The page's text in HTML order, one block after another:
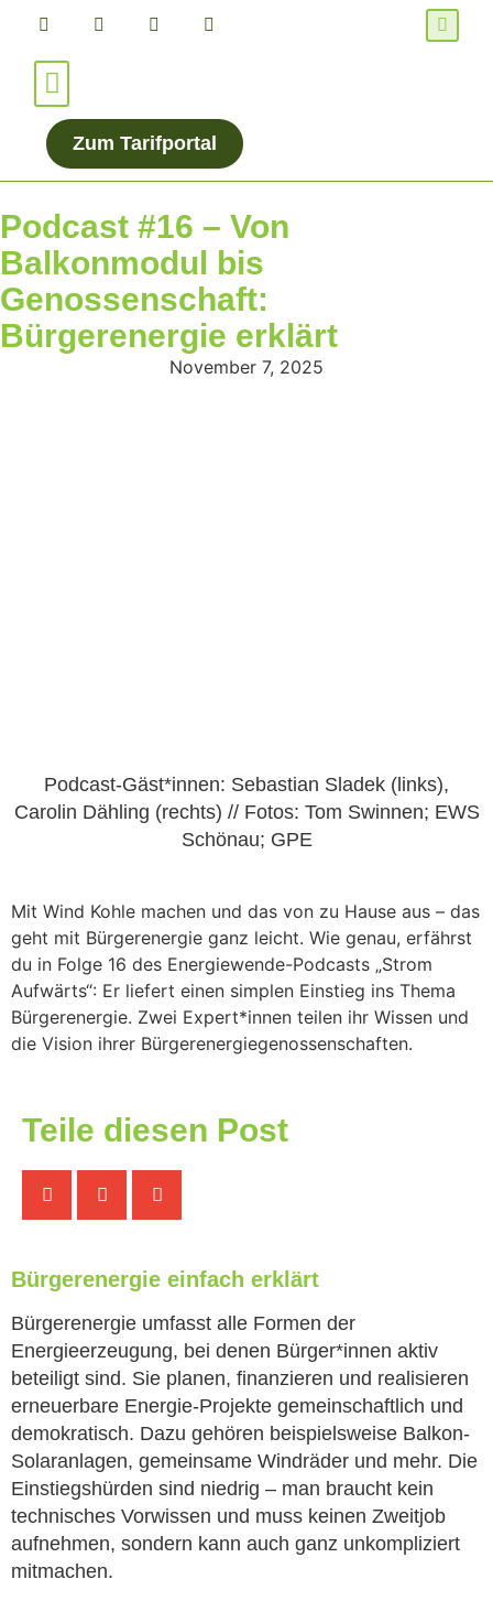
Zum Tarifportal
Podcast #16 – Von
Balkonmodul bis
Genossenschaft:
Bürgerenergie erklärt
November 7, 2025
Podcast-Gäst*innen: Sebastian Sladek (links),
Carolin Dähling (rechts) // Fotos: Tom Swinnen; EWS
Schönau; GPE
Mit Wind Kohle machen und das von zu Hause aus – das
geht mit Bürgerenergie ganz leicht. Wie genau, erfährst
du in Folge 16 des Energiewende-Podcasts „Strom
Aufwärts“: Er liefert einen simplen Einstieg ins Thema
Bürgerenergie. Zwei Expert*innen teilen ihr Wissen und
die Vision ihrer Bürgerenergiegenossenschaften.
Teile diesen Post
Bürgerenergie einfach erklärt
Bürgerenergie umfasst alle Formen der
Energieerzeugung, bei denen Bürger*innen aktiv
beteiligt sind. Sie planen, finanzieren und realisieren
erneuerbare Energie-Projekte gemeinschaftlich und
demokratisch. Dazu gehören beispielsweise Balkon-
Solaranlagen, gemeinsame Windräder und mehr. Die
Einstiegshürden sind niedrig – man braucht kein
technisches Vorwissen und muss keinen Zweitjob
aufnehmen, sondern kann auch ganz unkompliziert
mitmachen.